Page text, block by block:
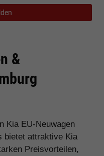
&
Kia EU-Neuwagen
bietet attraktive Kia
Preisvorteilen,